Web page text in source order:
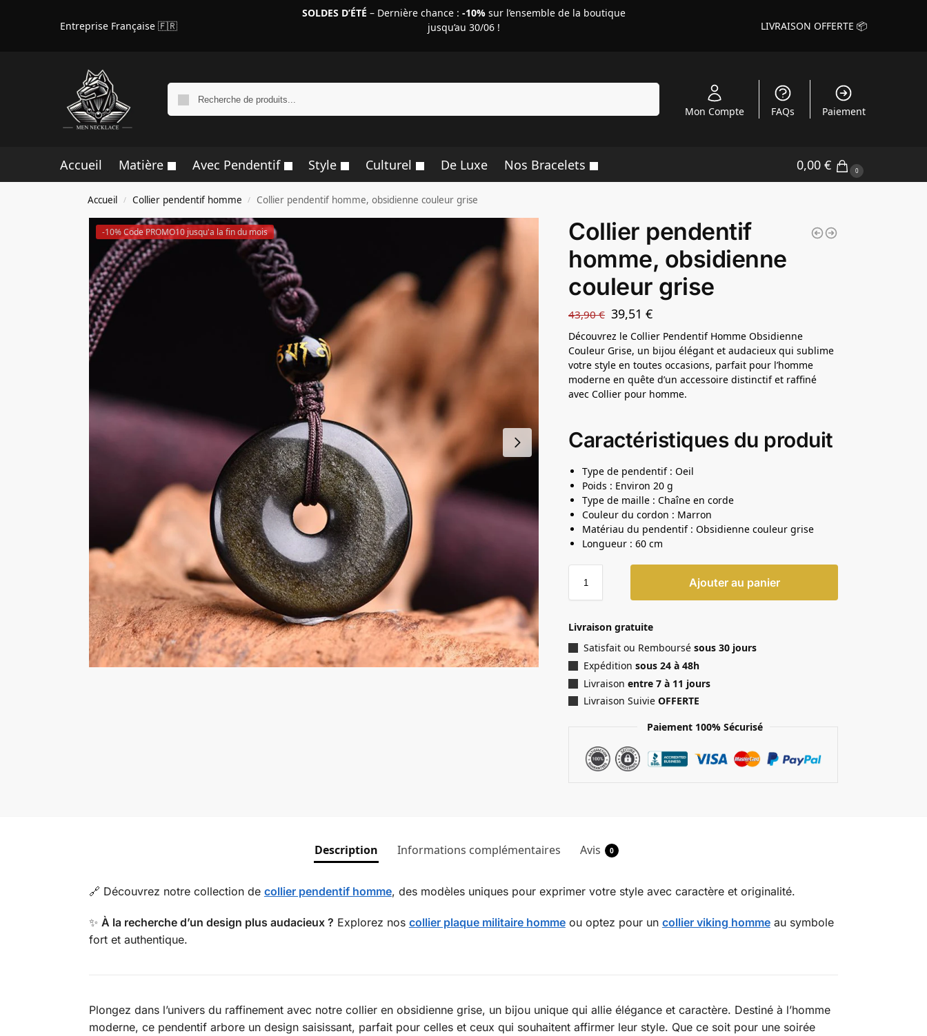
Entreprise Française 🇫🇷
SOLDES D’ÉTÉ – Dernière chance : -10%sur l’ensemble de la boutique
jusqu’au 30/06 !
LIVRAISON OFFERTE 📦
Mon Compte FAQs Paiement
Accueil Matière Avec Pendentif Style Culturel De Luxe Nos Bracelets 0,00 € 0
Accueil / Collier pendentif homme / Collier pendentif homme, obsidienne couleur grise
-10% Code PROMO10 jusqu'a la fin du mois
Collier pendentif
homme, obsidienne
couleur grise
43,90€ 39,51€
Découvrez le Collier Pendentif Homme Obsidienne
Couleur Grise, un bijou élégant et audacieux qui sublime
votre style en toutes occasions, parfait pour l’homme
moderne en quête d’un accessoire distinctif et raffiné
avec Collier pour homme.
Caractéristiques du produit
Type de pendentif : Oeil
Poids : Environ 20 g
Type de maille : Chaîne en corde
Couleur du cordon : Marron
Matériau du pendentif : Obsidienne couleur grise
Longueur : 60 cm
Ajouter au panier
Livraison gratuite
Satisfait ou Remboursésous 30 jours
Expédition sous 24 à 48h
Livraisonentre 7 à 11 jours
Livraison SuivieOFFERTE
Paiement 100% Sécurisé
Description Informations complémentaires Avis 0
🔗 Découvrez notre collection de collier pendentif homme, des modèles uniques pour exprimer votre style avec caractère et originalité.
✨ À la recherche d’un design plus audacieux ? Explorez nos collier plaque militaire hommeou optez pour un collier viking hommeau symbole
fort et authentique.
Plongez dans l’univers du raffinement avec notre collier en obsidienne grise, un bijou unique qui allie élégance et caractère. Destiné à l’homme
moderne, ce pendentif arbore un design saisissant, parfait pour celles et ceux qui souhaitent affirmer leur style. Que ce soit pour une soirée